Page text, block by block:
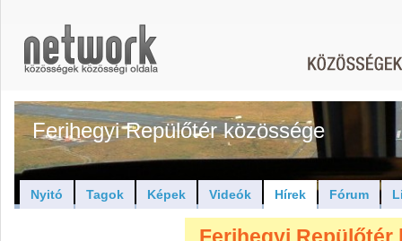
Ferihegyi Repülőtér közössége
Nyitó Tagok Képek Videók Hírek Fórum